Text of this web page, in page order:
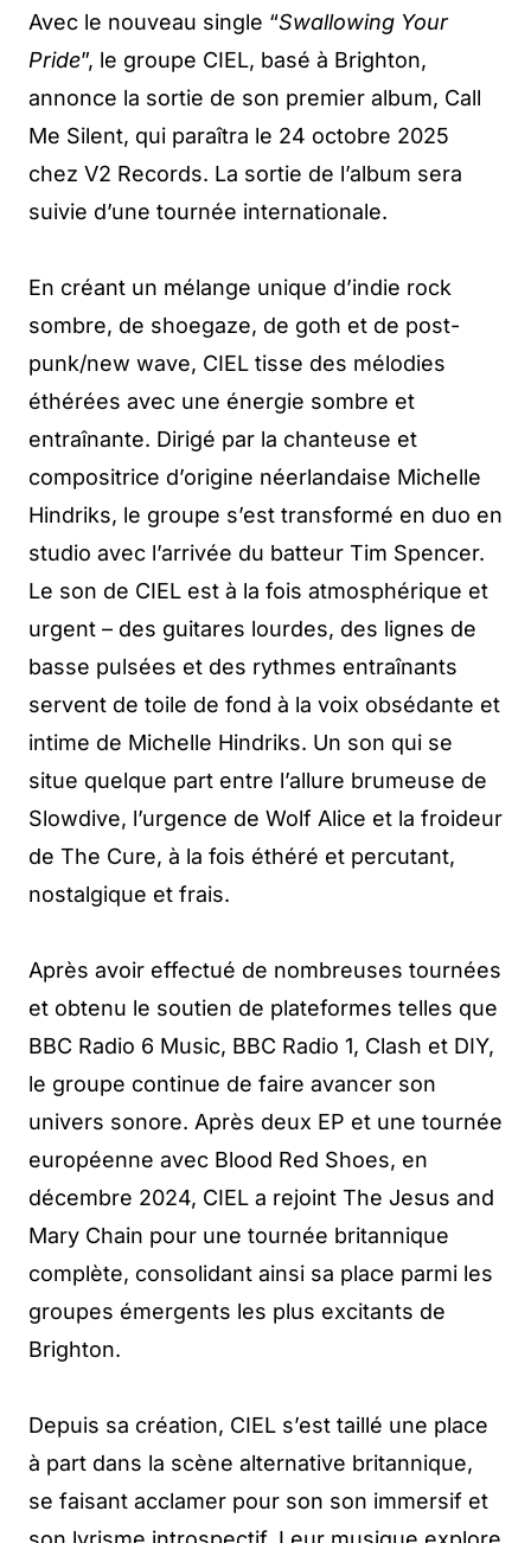
Avec le nouveau single “Swallowing Your
Pride”, le groupe CIEL, basé à Brighton,
annonce la sortie de son premier album, Call
Me Silent, qui paraîtra le 24 octobre 2025
chez V2 Records. La sortie de l’album sera
suivie d’une tournée internationale.
En créant un mélange unique d’indie rock
sombre, de shoegaze, de goth et de post-
punk/new wave, CIEL tisse des mélodies
éthérées avec une énergie sombre et
entraînante. Dirigé par la chanteuse et
compositrice d’origine néerlandaise Michelle
Hindriks, le groupe s’est transformé en duo en
studio avec l’arrivée du batteur Tim Spencer.
Le son de CIEL est à la fois atmosphérique et
urgent – des guitares lourdes, des lignes de
basse pulsées et des rythmes entraînants
servent de toile de fond à la voix obsédante et
intime de Michelle Hindriks. Un son qui se
situe quelque part entre l’allure brumeuse de
Slowdive, l’urgence de Wolf Alice et la froideur
de The Cure, à la fois éthéré et percutant,
nostalgique et frais.
Après avoir effectué de nombreuses tournées
et obtenu le soutien de plateformes telles que
BBC Radio 6 Music, BBC Radio 1, Clash et DIY,
le groupe continue de faire avancer son
univers sonore. Après deux EP et une tournée
européenne avec Blood Red Shoes, en
décembre 2024, CIEL a rejoint The Jesus and
Mary Chain pour une tournée britannique
complète, consolidant ainsi sa place parmi les
groupes émergents les plus excitants de
Brighton.
Depuis sa création, CIEL s’est taillé une place
à part dans la scène alternative britannique,
se faisant acclamer pour son son immersif et